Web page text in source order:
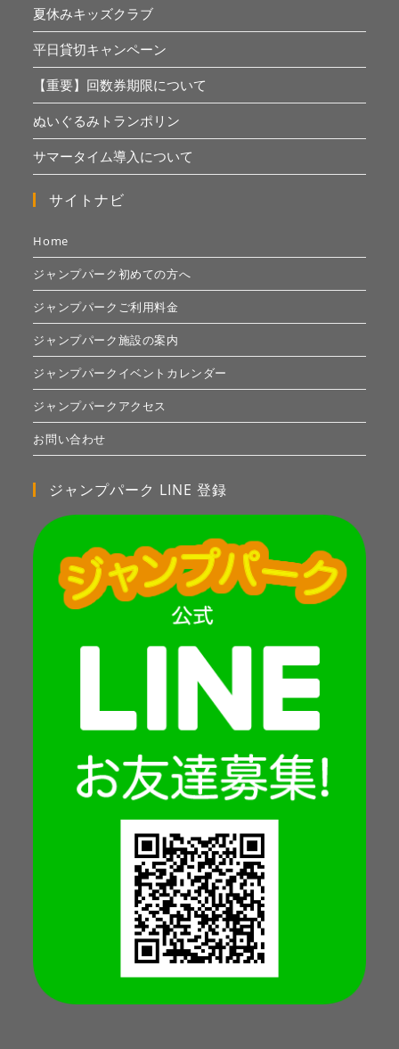
夏休みキッズクラブ
平日貸切キャンペーン
【重要】回数券期限について
ぬいぐるみトランポリン
サマータイム導入について
サイトナビ
Home
ジャンプパーク初めての方へ
ジャンプパークご利用料金
ジャンプパーク施設の案内
ジャンプパークイベントカレンダー
ジャンプパークアクセス
お問い合わせ
ジャンプパーク LINE 登録